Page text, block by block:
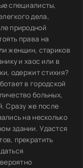
специалисты,
дела,
природной
права на
женщин, стариков
и хаос или в
одержит стихия?
в городской
больных,
Сразу же после
на несколько
здании. Удастся
прекратить